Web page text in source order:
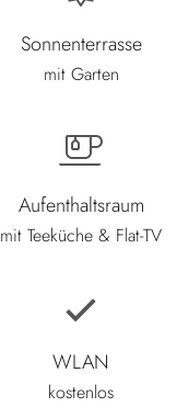
Sonnenterrasse
mit Garten
Aufenthaltsraum
mit Teeküche & Flat-TV
WLAN
kostenlos